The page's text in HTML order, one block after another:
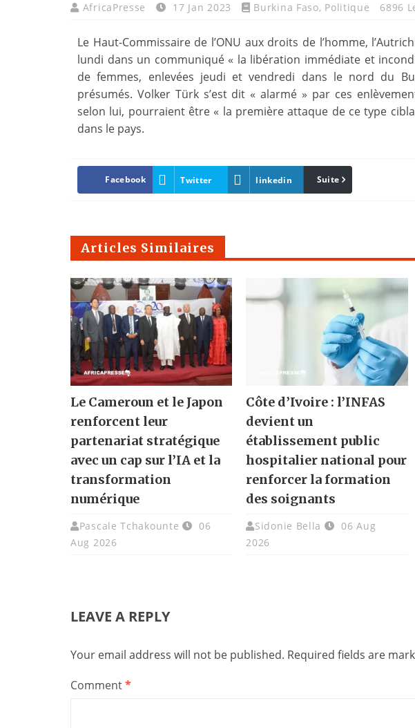
AfricaPresse 17 Jan 2023 Burkina Faso, Politique 6896
Le Haut-Commissaire de l’ONU aux droits de l’homme,
lundi dans un communiqué « la libération immédiate et
de femmes, enlevées jeudi et vendredi dans le nord du
présumés. Volker Türk s’est dit « alarmé » par ces
selon lui, pourraient être « la première attaque de ce type
dans le pays.
Facebook Twitter linkedin Pinterest
Suite
Articles Similaires
Le Cameroun et le Japon
renforcent leur
partenariat stratégique
avec un cap sur l’IA et la
transformation
numérique
Pascale Tchakounte
06
Aug 2026
Côte d’Ivoire : l’INFAS
devient un
établissement public
hospitalier national pour
renforcer la formation
des soignants
Sidonie Bella
06 Aug
2026
LEAVE A REPLY
Your email address will not be published. Required fields are
Comment*